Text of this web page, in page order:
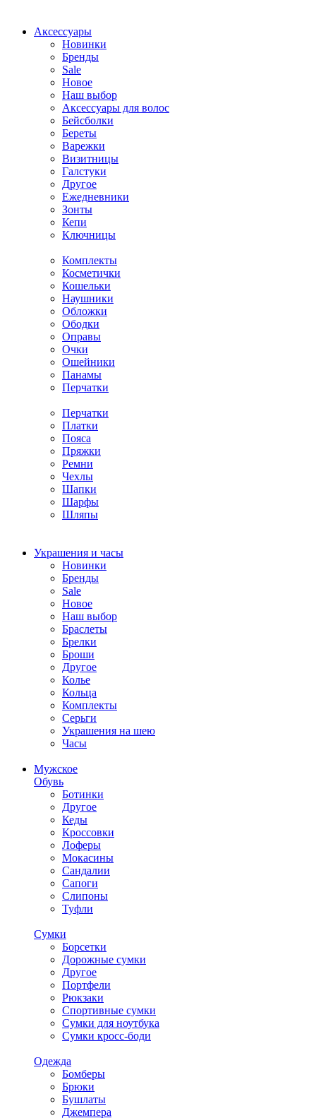
Аксессуары
Новинки
Бренды
Sale
Новое
Наш выбор
Аксессуары для волос
Бейсболки
Береты
Варежки
Визитницы
Галстуки
Другое
Ежедневники
Зонты
Кепи
Ключницы
Комплекты
Косметички
Кошельки
Наушники
Обложки
Ободки
Оправы
Очки
Ошейники
Панамы
Перчатки
Перчатки
Платки
Пояса
Пряжки
Ремни
Чехлы
Шапки
Шарфы
Шляпы
Украшения и часы
Новинки
Бренды
Sale
Новое
Наш выбор
Браслеты
Брелки
Броши
Другое
Колье
Кольца
Комплекты
Серьги
Украшения на шею
Часы
Мужское
Обувь
Ботинки
Другое
Кеды
Кроссовки
Лоферы
Мокасины
Сандалии
Сапоги
Слипоны
Туфли
Сумки
Борсетки
Дорожные сумки
Другое
Портфели
Рюкзаки
Спортивные сумки
Сумки для ноутбука
Сумки кросс-боди
Одежда
Бомберы
Брюки
Бушлаты
Джемпера